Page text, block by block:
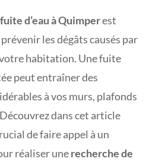
d’eau à Quimperest
les dégâts causés par
habitation. Une fuite
peut entraîner des
à vos murs, plafonds
dans cet article
de faire appel à un
réaliser unerecherche de